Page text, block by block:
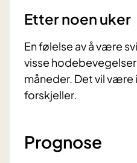
Etter noen uker
En følelse av å være
visse hodebevegelser
måneder. Det vil være
forskjeller.
Prognose